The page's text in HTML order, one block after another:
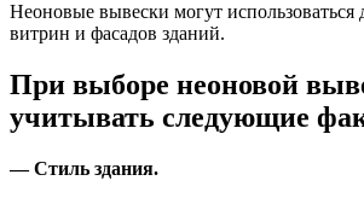
Неоновые вывески могут использоваться
витрин и фасадов зданий.
При выборе неоновой
учитывать следующие
— Стиль здания.